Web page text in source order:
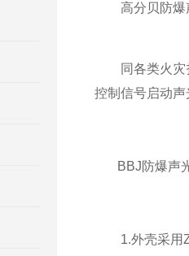
高分贝防爆声
同各类火灾报
控制信号启动
BBJ防爆声
1.外壳采用